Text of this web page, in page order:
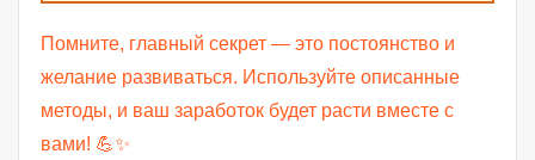
Помните, главный секрет — это постоянство и
желание развиваться. Используйте описанные
методы, и ваш заработок будет расти вместе с
вами! 💪✨